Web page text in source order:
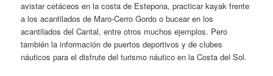
avistar cetáceos en la costa de Estepona, practicar kayak frente
a los acantilados de Maro-Cerro Gordo o bucear en los
acantilados del Cantal, entre otros muchos ejemplos. Pero
también la información de puertos deportivos y de clubes
náuticos para el disfrute del turismo náutico en la Costa del Sol.